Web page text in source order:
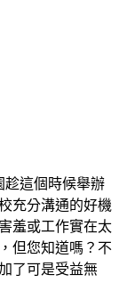
趁這個時候舉辦
充分溝通的好機
羞或工作實在太
但您知道嗎？不
了可是受益無